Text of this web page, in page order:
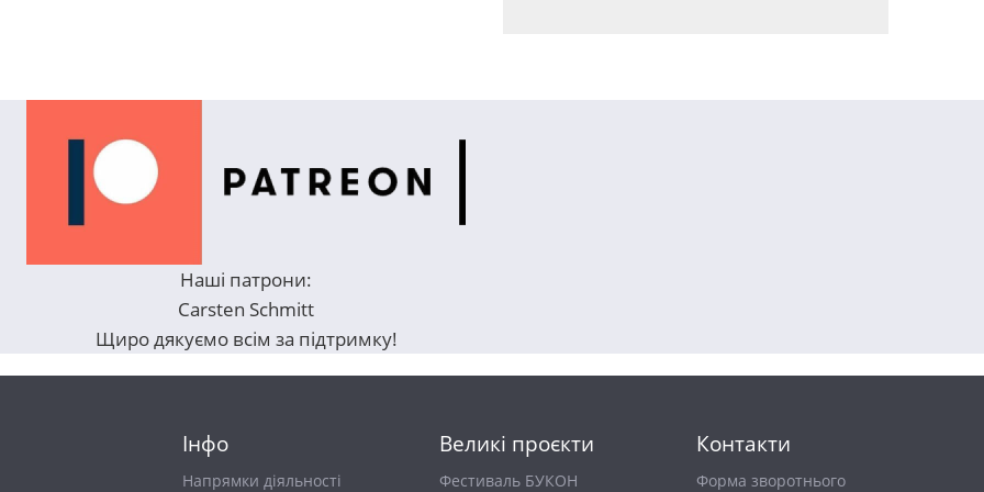
Наші патрони:
Carsten Schmitt
Щиро дякуємо всім за підтримку!
Інфо
Напрямки діяльності
Великі проєкти
Фестиваль БУКОН
Контакти
Форма зворотнього